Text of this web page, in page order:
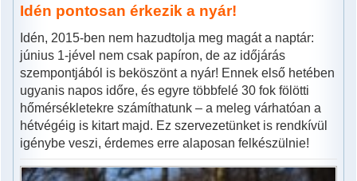
Idén pontosan érkezik a nyár!
Idén, 2015-ben nem hazudtolja meg magát a naptár:
június 1-jével nem csak papíron, de az időjárás
szempontjából is beköszönt a nyár! Ennek első hetében
ugyanis napos időre, és egyre többfelé 30 fok fölötti
hőmérsékletekre számíthatunk – a meleg várhatóan a
hétvégéig is kitart majd. Ez szervezetünket is rendkívül
igénybe veszi, érdemes erre alaposan felkészülnie!